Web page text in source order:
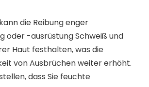
die Reibung enger
oder -ausrüstung Schweiß und
Haut festhalten, was die
von Ausbrüchen weiter erhöht.
dass Sie feuchte